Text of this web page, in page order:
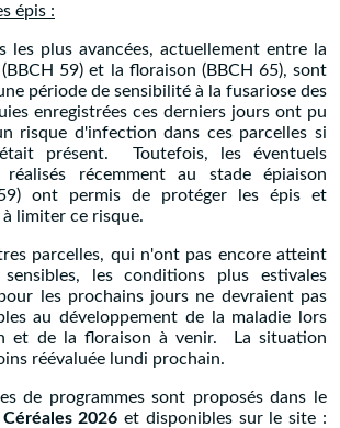
épis :
les plus avancées, actuellement entre la
59) et la floraison (BBCH 65), sont
période de sensibilité à la fusariose des
enregistrées ces derniers jours ont pu
risque d'infection dans ces parcelles si
présent. Toutefois, les éventuels
réalisés récemment au stade épiaison
ont permis de protéger les épis et
limiter ce risque.
parcelles, qui n'ont pas encore atteint
les conditions plus estivales
les prochains jours ne devraient pas
au développement de la maladie lors
et de la floraison à venir. La situation
réévaluée lundi prochain.
de programmes sont proposés dans le
2026 et disponibles sur le site :